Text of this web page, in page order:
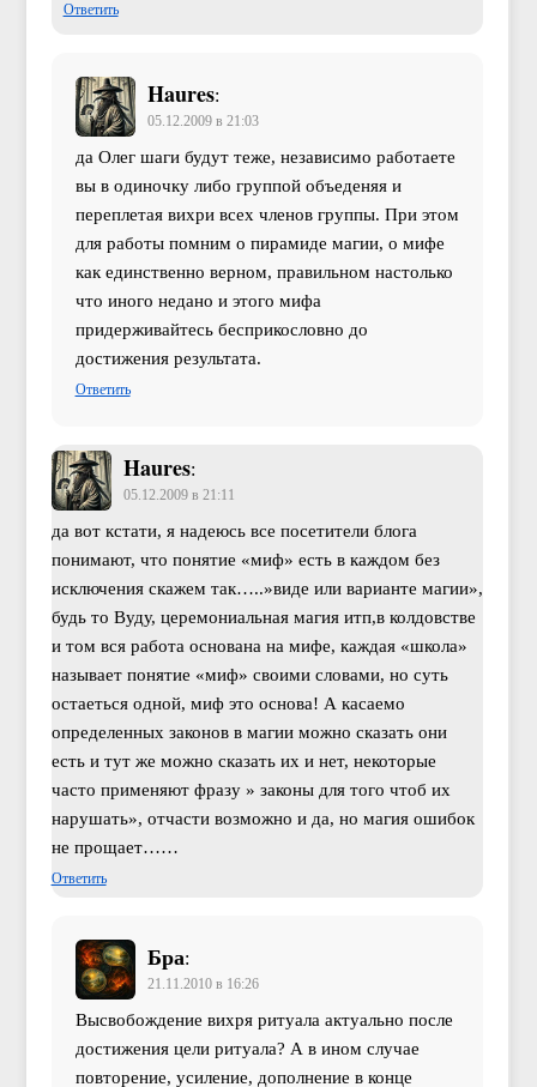
Ответить
Haures:
05.12.2009 в 21:03
да Олег шаги будут теже, независимо работаете
вы в одиночку либо группой объеденяя и
переплетая вихри всех членов группы. При этом
для работы помним о пирамиде магии, о мифе
как единственно верном, правильном настолько
что иного недано и этого мифа
придерживайтесь бесприкословно до
достижения результата.
Ответить
Haures:
05.12.2009 в 21:11
да вот кстати, я надеюсь все посетители блога
понимают, что понятие «миф» есть в каждом без
исключения скажем так…..»виде или варианте магии»,
будь то Вуду, церемониальная магия итп,в колдовстве
и том вся работа основана на мифе, каждая «школа»
называет понятие «миф» своими словами, но суть
остаеться одной, миф это основа! А касаемо
определенных законов в магии можно сказать они
есть и тут же можно сказать их и нет, некоторые
часто применяют фразу » законы для того чтоб их
нарушать», отчасти возможно и да, но магия ошибок
не прощает……
Ответить
Бра:
21.11.2010 в 16:26
Высвобождение вихря ритуала актуально после
достижения цели ритуала? А в ином случае
повторение, усиление, дополнение в конце